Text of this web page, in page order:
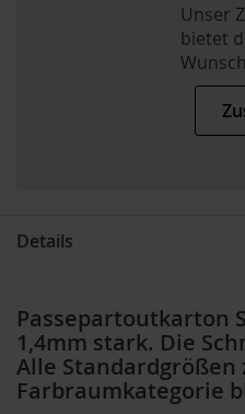
Unser
bietet
Details
Passepartoutkarton
1,4mm stark. Die
Alle Standardgrößen
Farbraumkategorie